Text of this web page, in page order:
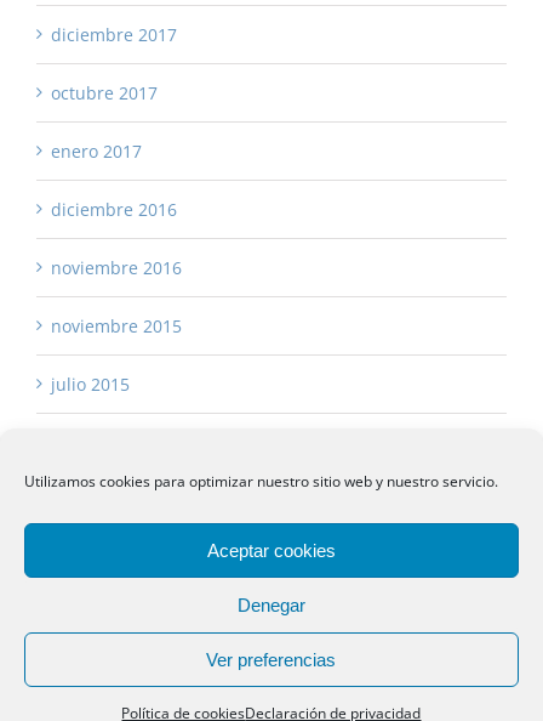
Utilizamos cookies para optimizar nuestro sitio web y nuestro servicio.
Aceptar cookies
Denegar
Ver preferencias
Política de cookiesDeclaración de privacidad
diciembre 2017
octubre 2017
enero 2017
diciembre 2016
noviembre 2016
noviembre 2015
julio 2015
Copyright 2017 -2026 Asturias Asesores
FacebookInstagram